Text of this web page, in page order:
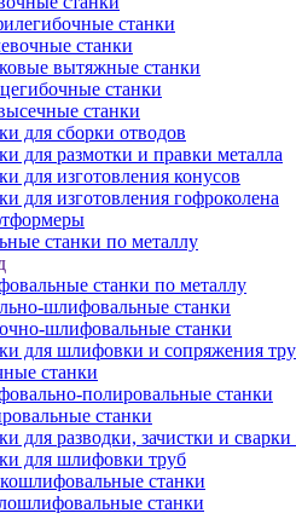
станки
станки
вытяжные станки
станки
станки
для сборки отводов
для размотки и правки металла
для изготовления конусов
для изготовления гофроколена
станки по металлу
станки по металлу
шлифовальные станки
шлифовальные станки
для шлифовки и сопряжения
станки
полировальные станки
станки
для разводки, зачистки и сварки
для шлифовки труб
станки
станки